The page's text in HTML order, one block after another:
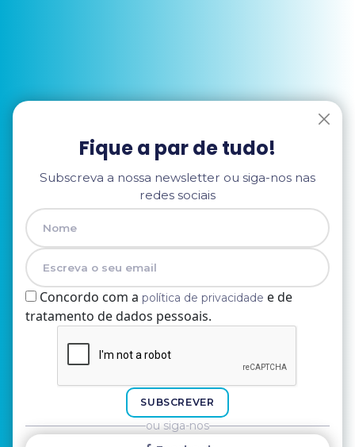
Fique a par de tudo!
Subscreva a nossa newsletter ou siga-nos nas
redes sociais
Nome
E-mail
Concordo com a política de privacidade e de
tratamento de dados pessoais.
SUBSCREVER
ou siga-nos